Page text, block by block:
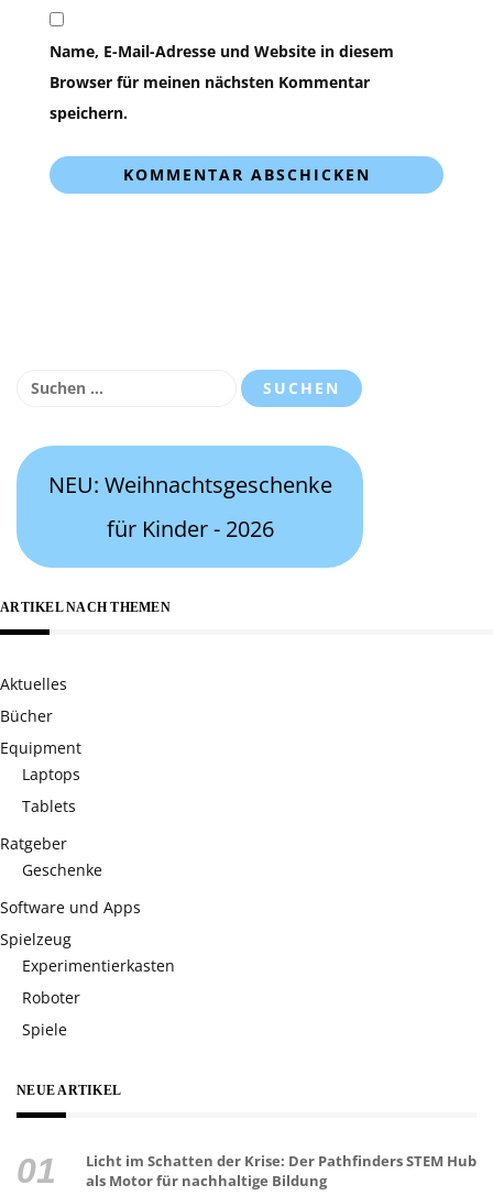
Name, E-Mail-Adresse und Website in diesem
Browser für meinen nächsten Kommentar
speichern.
Suchen
NEU: Weihnachtsgeschenke
für Kinder - 2026
ARTIKEL NACH THEMEN
Aktuelles
Bücher
Equipment
Laptops
Tablets
Ratgeber
Geschenke
Software und Apps
Spielzeug
Experimentierkasten
Roboter
Spiele
NEUE ARTIKEL
Licht im Schatten der Krise: Der Pathfinders STEM Hub
als Motor für nachhaltige Bildung